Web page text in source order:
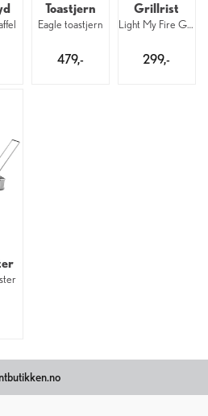
Toastjern
Eagle toastjern
479,-
Grillrist
Light My Fire Grandpa's FireGrill
299,-